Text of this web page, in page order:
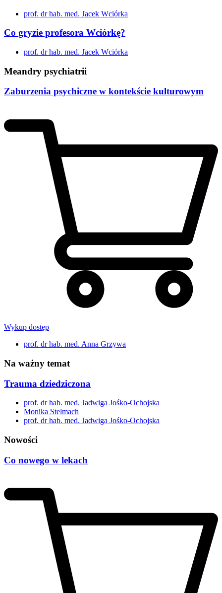
prof. dr hab. med. Jacek Wciórka
Co gryzie profesora Wciórkę?
prof. dr hab. med. Jacek Wciórka
Meandry psychiatrii
Zaburzenia psychiczne w kontekście kulturowym
Wykup dostęp
prof. dr hab. med. Anna Grzywa
Na ważny temat
Trauma dziedziczona
prof. dr hab. med. Jadwiga Jośko-Ochojska
Monika Stelmach
prof. dr hab. med. Jadwiga Jośko-Ochojska
Nowości
Co nowego w lekach